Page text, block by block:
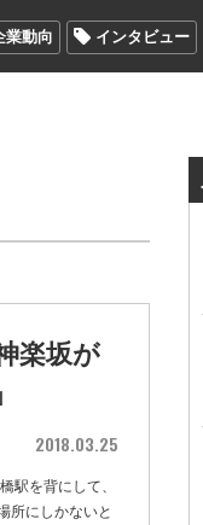
業動向 インタビュー
楽坂が
2018.03.25
駅を背にして、
所にしかないと